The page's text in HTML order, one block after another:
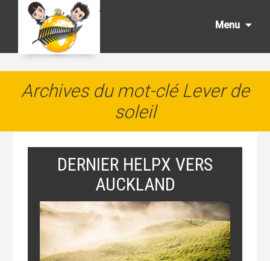
Menu
Archives du mot-clé Lever de
soleil
DERNIER HELPX VERS
AUCKLAND